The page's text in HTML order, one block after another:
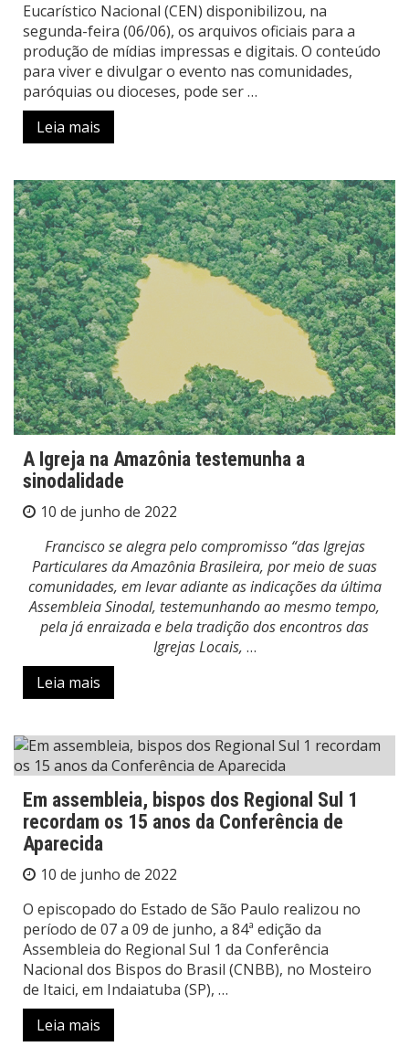
Eucarístico Nacional (CEN) disponibilizou, na
segunda-feira (06/06), os arquivos oficiais para a
produção de mídias impressas e digitais. O conteúdo
para viver e divulgar o evento nas comunidades,
paróquias ou dioceses, pode ser …
Leia mais
A Igreja na Amazônia testemunha a
sinodalidade
10 de junho de 2022
Francisco se alegra pelo compromisso “das Igrejas
Particulares da Amazônia Brasileira, por meio de suas
comunidades, em levar adiante as indicações da última
Assembleia Sinodal, testemunhando ao mesmo tempo,
pela já enraizada e bela tradição dos encontros das
Igrejas Locais, …
Leia mais
Em assembleia, bispos dos Regional Sul 1
recordam os 15 anos da Conferência de
Aparecida
10 de junho de 2022
O episcopado do Estado de São Paulo realizou no
período de 07 a 09 de junho, a 84ª edição da
Assembleia do Regional Sul 1 da Conferência
Nacional dos Bispos do Brasil (CNBB), no Mosteiro
de Itaici, em Indaiatuba (SP), …
Leia mais